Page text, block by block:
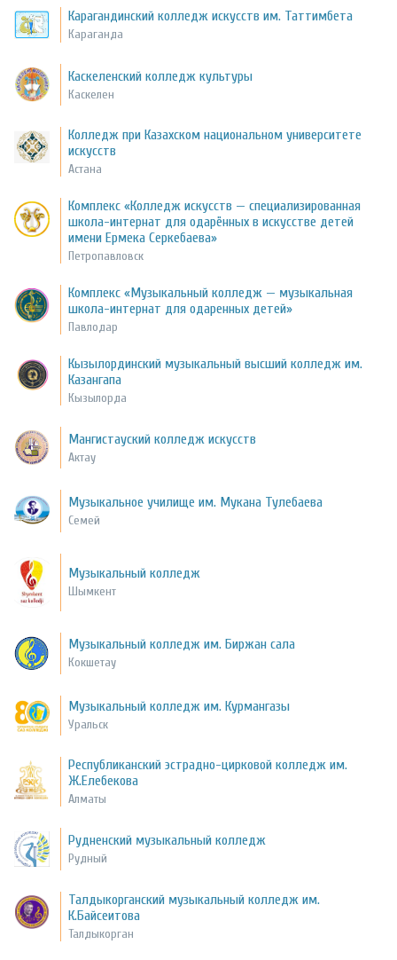
Карагандинский колледж искусств им. Таттимбета
Караганда
Каскеленский колледж культуры
Каскелен
Колледж при Казахском национальном университете
искусств
Астана
Комплекс «Колледж искусств — специализированная
школа-интернат для одарённых в искусстве детей
имени Ермека Серкебаева»
Петропавловск
Комплекс «Музыкальный колледж — музыкальная
школа-интернат для одаренных детей»
Павлодар
Кызылординский музыкальный высший колледж им.
Казангапа
Кызылорда
Мангистауский колледж искусств
Актау
Музыкальное училище им. Мукана Тулебаева
Семей
Музыкальный колледж
Шымкент
Музыкальный колледж им. Биржан сала
Кокшетау
Музыкальный колледж им. Курмангазы
Уральск
Республиканский эстрадно-цирковой колледж им.
Ж.Елебекова
Алматы
Рудненский музыкальный колледж
Рудный
Талдыкорганский музыкальный колледж им.
К.Байсеитова
Талдыкорган